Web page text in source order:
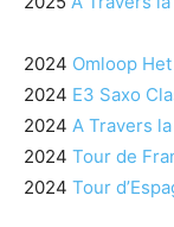
2024 Omloop
2024 E3 Saxo
2024 A Travers
2024 Tour de
2024 Tour